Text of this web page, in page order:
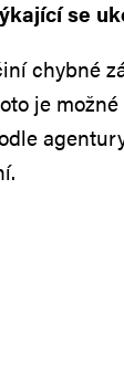
se
chybné
je